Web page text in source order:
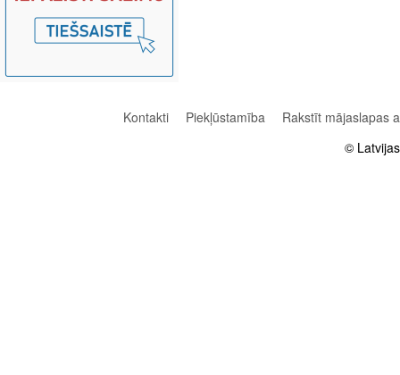
Kontakti Piekļūstamība
Rakstīt mājaslapas
©